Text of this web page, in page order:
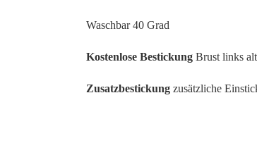
Waschbar 40 Grad
Kostenlose Bestickung Brust links
Zusatzbestickung zusätzliche